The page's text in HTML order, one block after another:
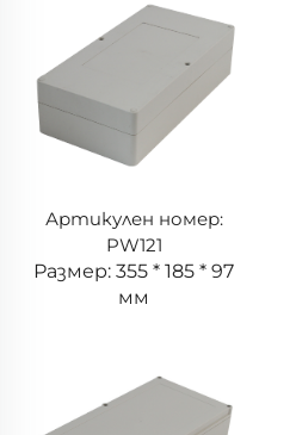
Артикулен номер:
PW121
Размер: 355 * 185 * 97
мм